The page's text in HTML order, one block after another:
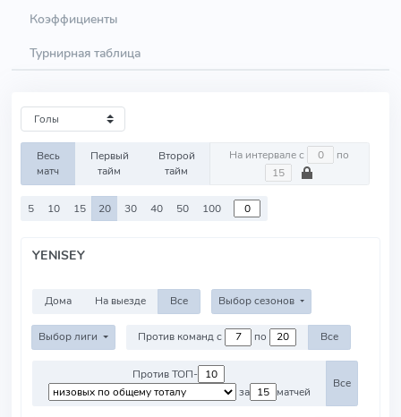
Коэффициенты
Турнирная таблица
Весь
матч
Первый
тайм
Второй
тайм
На интервале с по
5 10 15 20 30 40 50 100
YENISEY
Дома На выезде Все Выбор сезонов
Выбор лиги Против команд с по Все
Против ТОП-
за
матчей
Все